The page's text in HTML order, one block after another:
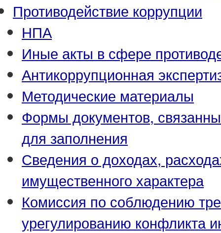
Противодействие коррупции
НПА
Иные акты в сфере
Антикоррупционная
Методические материалы
Формы документов,
для заполнения
Сведения о доходах,
имущественного характера
Комиссия по соблюдению
урегулированию конфликта